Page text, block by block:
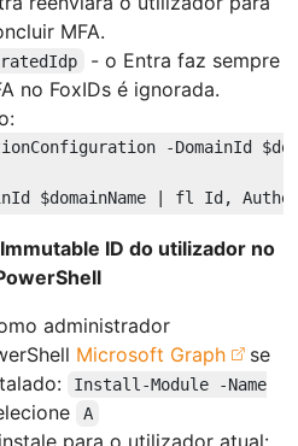
MFA.
- o Entra faz sempre
no FoxIDs é ignorada.
-DomainId
$domainName
ID do utilizador no
administrador
Microsoft Graph
se
Install-Module -Name
A